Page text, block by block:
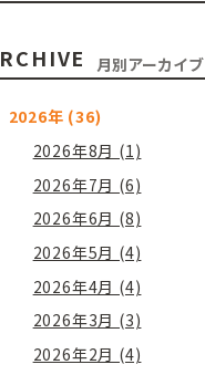
月別アーカイブ
2026年 (36)
2026年8月 (1)
2026年7月 (6)
2026年6月 (8)
2026年5月 (4)
2026年4月 (4)
2026年3月 (3)
2026年2月 (4)